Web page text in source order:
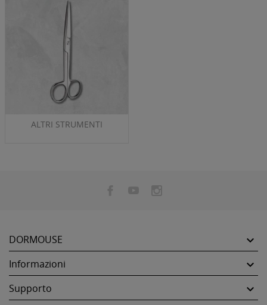
ALTRI STRUMENTI
DORMOUSE 
Informazioni 
Supporto 